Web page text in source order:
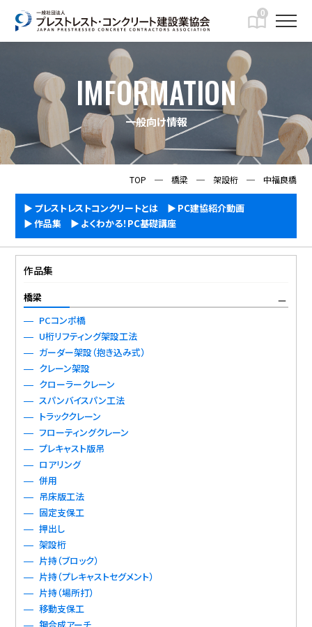
0
IMFORMATION
一般向け情報
TOP ─ 橋梁 ─ 架設桁 ─ 中福良橋
プレストレストコンクリートとは
PC建協紹介動画
作品集
よくわかる！PC基礎講座
作品集
橋梁
PCコンポ橋
U桁リフティング架設工法
ガーダー架設（抱き込み式）
クレーン架設
クローラークレーン
スパンバイスパン工法
トラッククレーン
フローティングクレーン
プレキャスト版吊
ロアリング
併用
吊床版工法
固定支保工
押出し
架設桁
片持（ブロック）
片持（プレキャストセグメント）
片持（場所打）
移動支保工